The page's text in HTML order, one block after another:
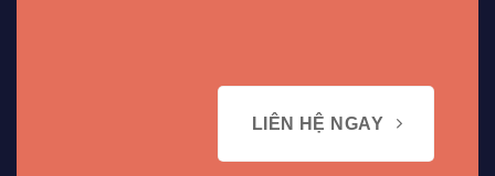
LIÊN HỆ NGAY